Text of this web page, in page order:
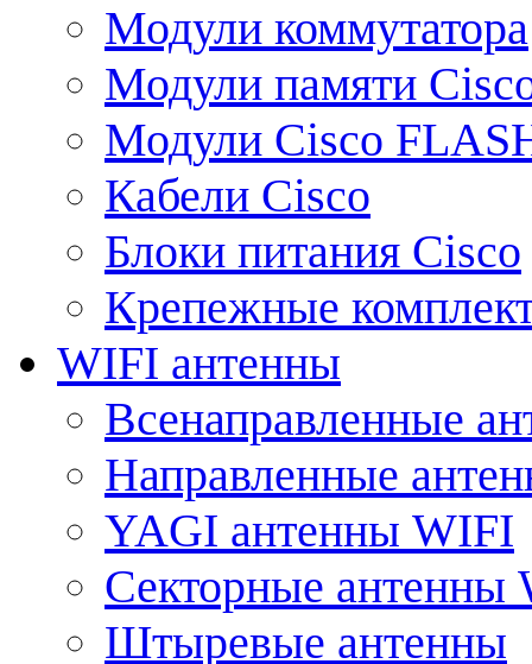
Модули коммутатора
Модули памяти
Модули Cisco
Кабели Cisco
Блоки питания Cisco
Крепежные
WIFI антенны
Всенаправленные
Направленные
YAGI антенны WIFI
Секторные антенны
Штыревые антенны